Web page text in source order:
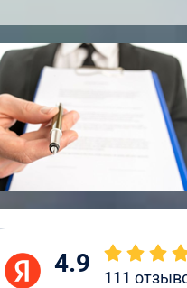
4.9 111